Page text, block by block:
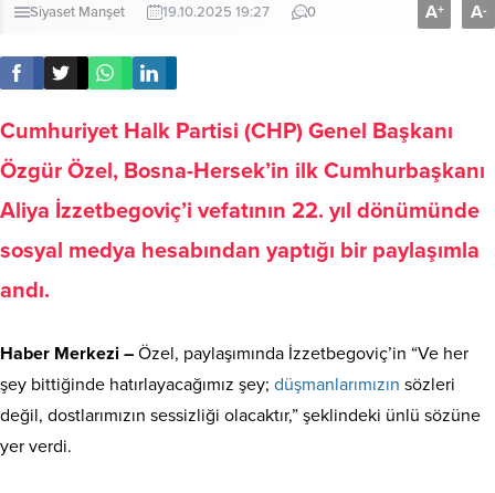
Siyaset Manşet 19.10.2025 19:27 0 A+ A-
Cumhuriyet Halk Partisi (CHP) Genel Başkanı
Özgür Özel, Bosna-Hersek’in ilk Cumhurbaşkanı
Aliya İzzetbegoviç’i vefatının 22. yıl dönümünde
sosyal medya hesabından yaptığı bir paylaşımla
andı.
Haber Merkezi – Özel, paylaşımında İzzetbegoviç’in “Ve her
şey bittiğinde hatırlayacağımız şey; düşmanlarımızın sözleri
değil, dostlarımızın sessizliği olacaktır,” şeklindeki ünlü sözüne
yer verdi.